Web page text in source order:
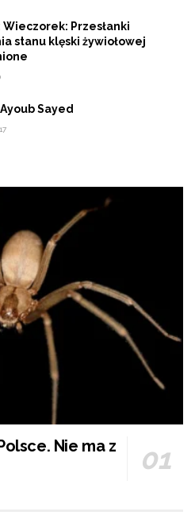
Wieczorek: Przesłanki
stanu klęski żywiołowej
Sayed
Nie ma z